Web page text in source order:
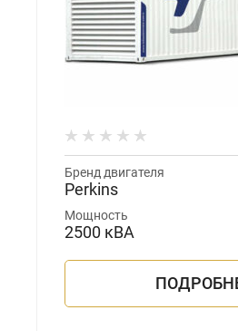
Бренд двигателя
Perkins
Мощность
2500 кВА